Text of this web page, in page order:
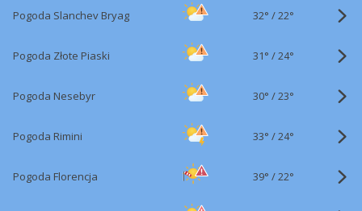
Pogoda Slanchev Bryag 32° /22°
Pogoda Złote Piaski 31° /24°
Pogoda Nesebyr 30° /23°
Pogoda Rimini 33° /24°
Pogoda Florencja 39° /22°